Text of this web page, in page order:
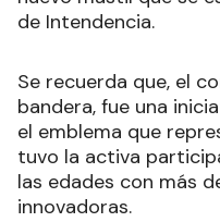
de Intendencia.
Se recuerda que, el
bandera, fue una
el emblema que
tuvo la activa
las edades con más
innovadoras.